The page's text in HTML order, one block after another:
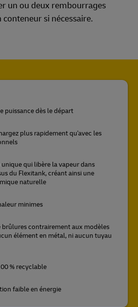
un ou deux rembourrages
si nécessaire.
puissance dès le départ
plus rapidement qu'avec les
qui libère la vapeur dans
du Flexitank, créant ainsi une
naturelle
minimes
brûlures contrairement aux modèles
élément en métal, ni aucun tuyau
% recyclable
faible en énergie